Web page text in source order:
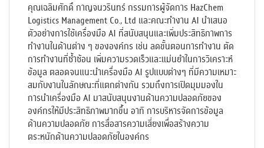
คุณเฉลิมศักดิ์ กาญจนวรินทร์ กรรมการผู้จัดการ HazChem
Logistics Management Co., Ltd และคณะทำงาน AI นำเสนอ
ตัวอย่างการใช้เครื่องมือ AI ที่สนับสนุนและเพิ่มประสิทธิภาพการ
ทำงานในด้านต่าง ๆ ขององค์กร เช่น ลดขั้นตอนการทำงาน ตัด
การทำงานที่ซ้ำซ้อน เพิ่มความรวดเร็วและแม่นยำในการวิเคราะห์
ข้อมูล ตลอดจนแนะนำเครื่องมือ AI รูปแบบต่างๆ ที่มีความเหมาะ
สมกับงานในลักษณะที่แตกต่างกัน รวมถึงการเปิดมุมมองใน
การนำเครื่องมือ AI มาสนับสนุนงานด้านความปลอดภัยของ
องค์กรให้มีประสิทธิภาพมากขึ้น อาทิ การบริหารจัดการข้อมูล
ด้านความปลอดภัย การสื่อสารความเสี่ยงเพื่อสร้างความ
ตระหนักด้านความปลอดภัยในองค์กร